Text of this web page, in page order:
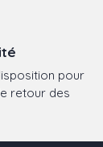
pour
retour des